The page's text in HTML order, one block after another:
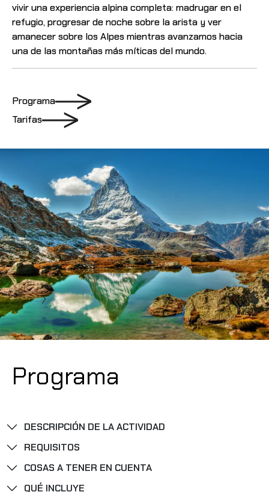
vivir una experiencia alpina completa: madrugar en el
refugio, progresar de noche sobre la arista y ver
amanecer sobre los Alpes mientras avanzamos hacia
una de las montañas más míticas del mundo.
Programa
Tarifas
Programa
DESCRIPCIÓN DE LA ACTIVIDAD
REQUISITOS
COSAS A TENER EN CUENTA
QUÉ INCLUYE